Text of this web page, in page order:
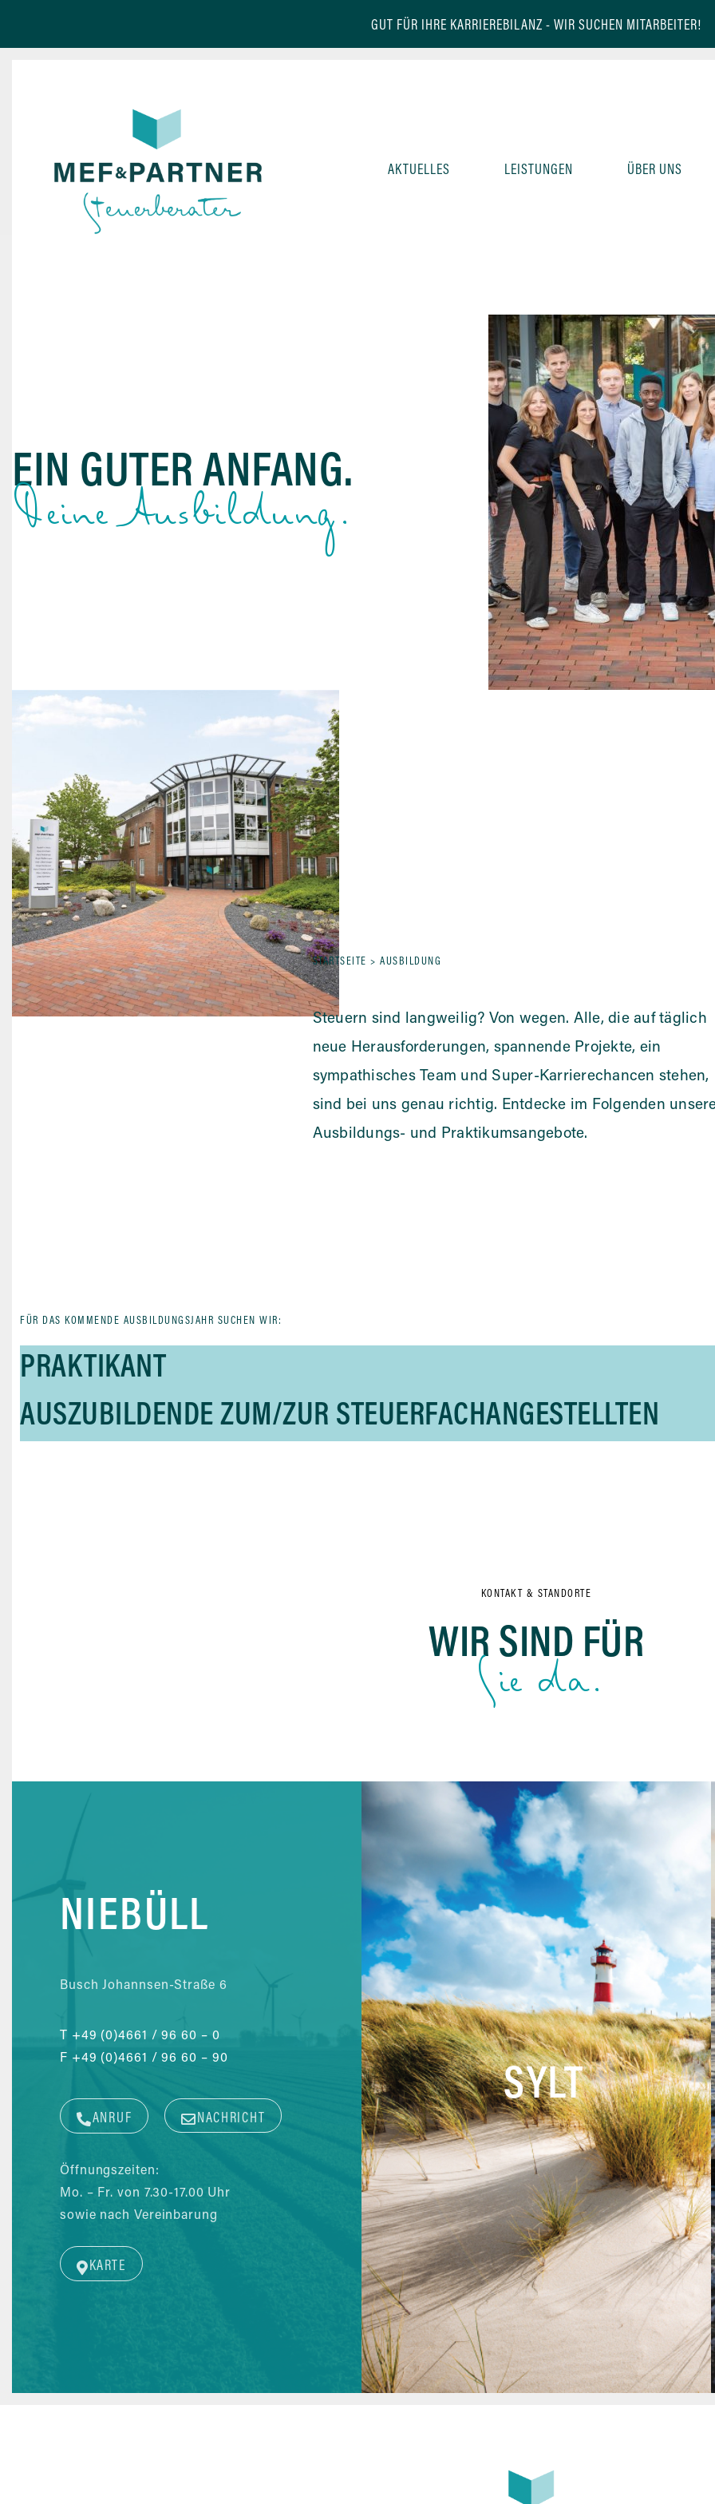
GUT FÜR IHRE KARRIEREBILANZ - WIR SUCHEN MITARBEITER!
AKTUELLES LEISTUNGEN ÜBER UNS
EIN GUTER ANFANG.
Deine Ausbildung.
STARTSEITE >AUSBILDUNG
Steuern sind langweilig? Von wegen. Alle, die auf täglich
neue Herausforderungen, spannende Projekte, ein
sympathisches Team und Super-Karrierechancen stehen,
sind bei uns genau richtig. Entdecke im Folgenden
Ausbildungs- und Praktikumsangebote.
FÜR DAS KOMMENDE AUSBILDUNGSJAHR SUCHEN WIR:
PRAKTIKANT
AUSZUBILDENDE ZUM/ZUR STEUERFACHANGESTELLTEN
KONTAKT & STANDORTE
WIR SIND FÜR
Sie da.
NIEBÜLL
Busch Johannsen-Straße 6
+49 (0)4661 / 96 60 – 0
F +49 (0)4661 / 96 60 – 90
ANRUF NACHRICHT
Öffnungszeiten:
Mo. – Fr. von 7.30-17.00 Uhr
sowie nach Vereinbarung
KARTE
SYLT
T+49 (0)4651 / 88 66 – 08
F+49 (0)4651 / 88 66 – 98
ANRUF NACHRICHT
KARTE